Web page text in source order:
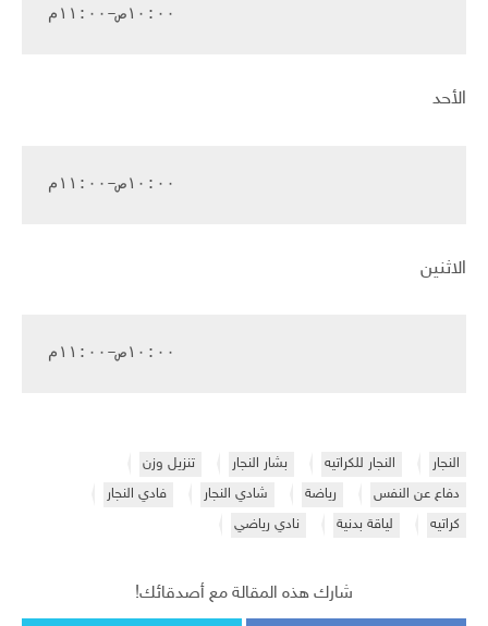
١٠:٠٠ص–١١:٠٠م
الأحد
١٠:٠٠ص–١١:٠٠م
الاثنين
النجار النجار للكراتيه بشار النجار
تنزيل وزن
دفاع عن النفس
رياضة شادي النجار
فادي النجار
كراتيه
لياقة بدنية نادي رياضي
شارك هذه المقالة مع أصدقائك!